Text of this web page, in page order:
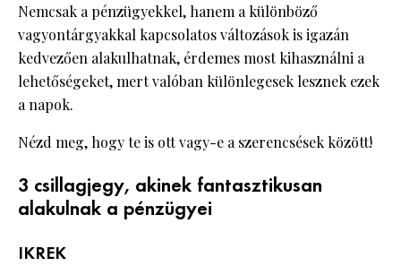
Nemcsak a pénzügyekkel, hanem a különböző
vagyontárgyakkal kapcsolatos változások is igazán
kedvezően alakulhatnak, érdemes most kihasználni a
lehetőségeket, mert valóban különlegesek lesznek ezek
a napok.
Nézd meg, hogy te is ott vagy-e a szerencsések között!
3 csillagjegy, akinek fantasztikusan
alakulnak a pénzügyei
IKREK